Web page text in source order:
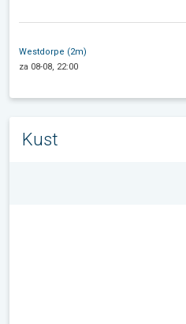
Westdorpe (2m)
za 08-08, 22:00
Kust